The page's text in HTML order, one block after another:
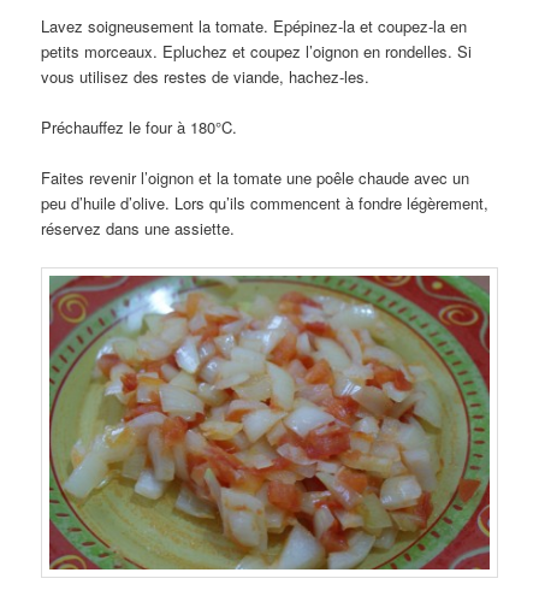
Lavez soigneusement la tomate. Epépinez-la et coupez-la en
petits morceaux. Epluchez et coupez l’oignon en rondelles. Si
vous utilisez des restes de viande, hachez-les.
Préchauffez le four à 180°C.
Faites revenir l’oignon et la tomate une poêle chaude avec un
peu d’huile d’olive. Lors qu’ils commencent à fondre légèrement,
réservez dans une assiette.